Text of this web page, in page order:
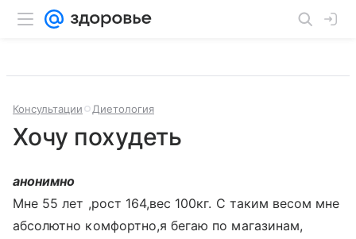
Консультации Диетология
Хочу похудеть
анонимно
Мне 55 лет ,рост 164,вес 100кг. С таким весом мне
абсолютно комфортно,я бегаю по магазинам,